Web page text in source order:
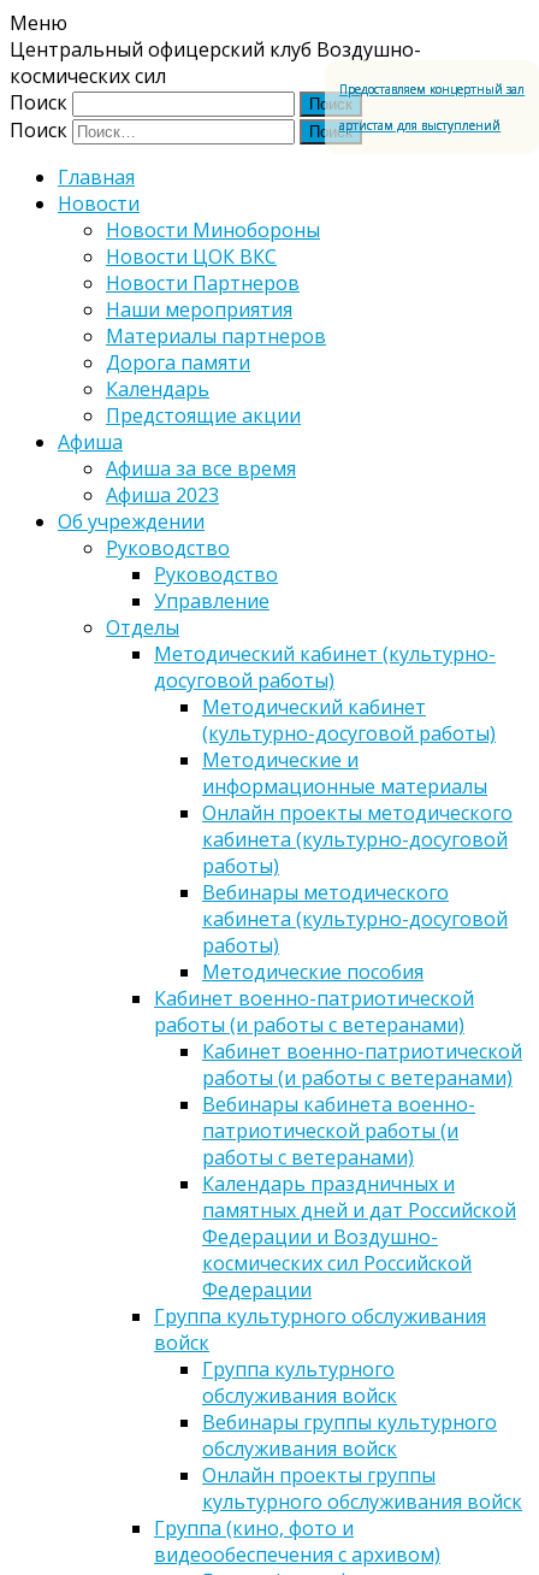
Меню
Центральный офицерский клуб Воздушно-
космических сил
Поиск
Поиск
Главная
Новости
Новости Минобороны
Новости ЦОК ВКС
Новости Партнеров
Наши мероприятия
Материалы партнеров
Дорога памяти
Календарь
Предстоящие акции
Афиша
Афиша за все время
Афиша 2023
Об учреждении
Руководство
Руководство
Управление
Отделы
Методический кабинет (культурно-
досуговой работы)
Методический кабинет
(культурно-досуговой работы)
Методические и
информационные материалы
Онлайн проекты методического
кабинета (культурно-досуговой
работы)
Вебинары методического
кабинета (культурно-досуговой
работы)
Методические пособия
Кабинет военно-патриотической
работы (и работы с ветеранами)
Кабинет военно-патриотической
работы (и работы с ветеранами)
Вебинары кабинета военно-
патриотической работы (и
работы с ветеранами)
Календарь праздничных и
памятных дней и дат Российской
Федерации и Воздушно-
космических сил Российской
Федерации
Группа культурного обслуживания
войск
Группа культурного
обслуживания войск
Вебинары группы культурного
обслуживания войск
Онлайн проекты группы
культурного обслуживания войск
Группа (кино, фото и
видеообеспечения с архивом)
Предоставляем концертный зал
артистам для выступлений